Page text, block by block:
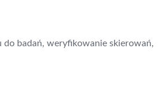
do badań, weryfikowanie skierowań,